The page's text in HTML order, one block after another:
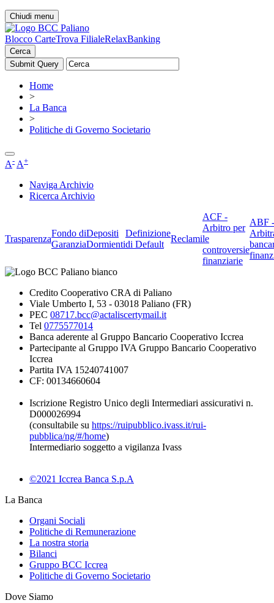
Chiudi menu
Blocco CarteTrova FilialeRelaxBanking
Cerca
Home
>
La Banca
>
Politiche di Governo Societario
A- A+
Naviga Archivio
Ricerca Archivio
Trasparenza
Fondo di
Garanzia
Depositi
Dormienti
Definizione
di Default
Reclami
ACF -
Arbitro per
le
controversie
finanziarie
ABF -
Credito Cooperativo CRA di Paliano
Viale Umberto I, 53 - 03018 Paliano (FR)
PEC 08717.bcc@actaliscertymail.it
Tel 0775577014
Banca aderente al Gruppo Bancario Cooperativo Iccrea
Partecipante al Gruppo IVA Gruppo Bancario Cooperativo
Iccrea
Partita IVA 15240741007
CF: 00134660604
Iscrizione Registro Unico degli Intermediari assicurativi n.
D000026994
(consultabile su https://ruipubblico.ivass.it/rui-
pubblica/ng/#/home)
Intermediario soggetto a vigilanza Ivass
©2021 Iccrea Banca S.p.A
La Banca
Organi Sociali
Politiche di Remunerazione
La nostra storia
Bilanci
Gruppo BCC Iccrea
Politiche di Governo Societario
Dove Siamo